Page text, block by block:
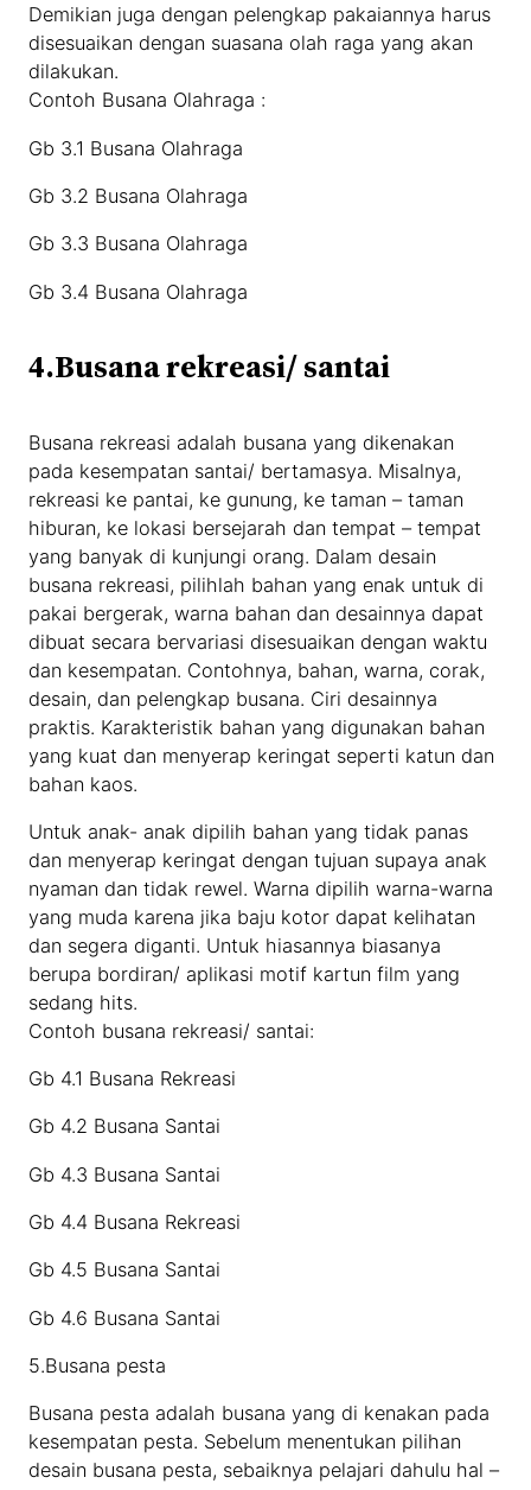
Demikian juga dengan pelengkap pakaiannya harus
disesuaikan dengan suasana olah raga yang akan
dilakukan.
Contoh Busana Olahraga :
Gb 3.1 Busana Olahraga
Gb 3.2 Busana Olahraga
Gb 3.3 Busana Olahraga
Gb 3.4 Busana Olahraga
4.Busana rekreasi/ santai
Busana rekreasi adalah busana yang dikenakan
pada kesempatan santai/ bertamasya. Misalnya,
rekreasi ke pantai, ke gunung, ke taman – taman
hiburan, ke lokasi bersejarah dan tempat – tempat
yang banyak di kunjungi orang. Dalam desain
busana rekreasi, pilihlah bahan yang enak untuk di
pakai bergerak, warna bahan dan desainnya dapat
dibuat secara bervariasi disesuaikan dengan waktu
dan kesempatan. Contohnya, bahan, warna, corak,
desain, dan pelengkap busana. Ciri desainnya
praktis. Karakteristik bahan yang digunakan bahan
yang kuat dan menyerap keringat seperti katun dan
bahan kaos.
Untuk anak- anak dipilih bahan yang tidak panas
dan menyerap keringat dengan tujuan supaya anak
nyaman dan tidak rewel. Warna dipilih warna-warna
yang muda karena jika baju kotor dapat kelihatan
dan segera diganti. Untuk hiasannya biasanya
berupa bordiran/ aplikasi motif kartun film yang
sedang hits.
Contoh busana rekreasi/ santai:
Gb 4.1 Busana Rekreasi
Gb 4.2 Busana Santai
Gb 4.3 Busana Santai
Gb 4.4 Busana Rekreasi
Gb 4.5 Busana Santai
Gb 4.6 Busana Santai
5.Busana pesta
Busana pesta adalah busana yang di kenakan pada
kesempatan pesta. Sebelum menentukan pilihan
desain busana pesta, sebaiknya pelajari dahulu hal –